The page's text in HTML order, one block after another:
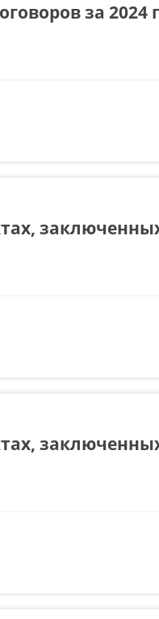
за 2024